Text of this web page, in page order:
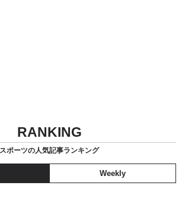
RANKING
スポーツの人気記事ランキング
Weekly